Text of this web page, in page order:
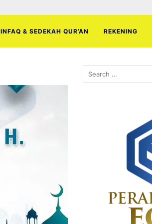
INFAQ & SEDEKAH QUR’AN REKENING
Search
for: